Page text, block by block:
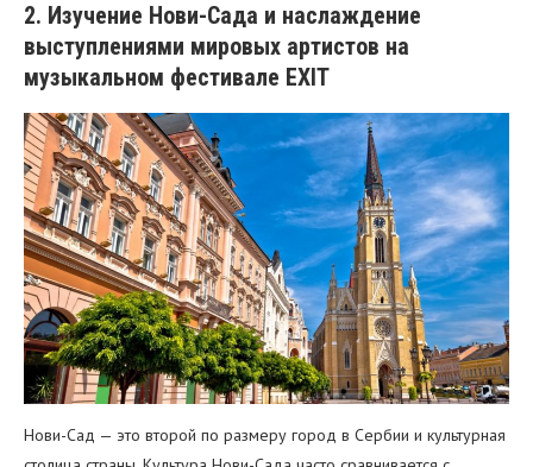
2. Изучение Нови-Сада и наслаждение
выступлениями мировых артистов на
музыкальном фестивале EXIT
Нови-Сад — это второй по размеру город в Сербии и культурная